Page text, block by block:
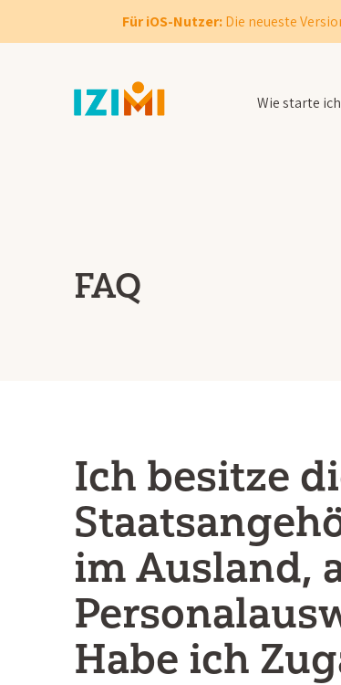
Für iOS-Nutzer:Die neueste
Wie starte
FAQ
Ich besitze
im Ausland,
Habe ich